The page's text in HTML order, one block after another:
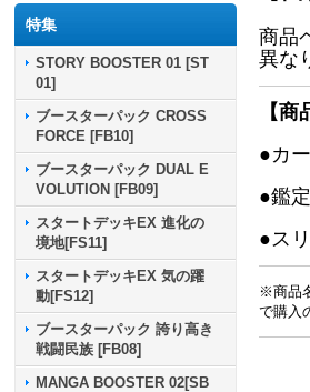
特集
STORY BOOSTER 01 [ST
01]
ブースターパック CROSS
FORCE [FB10]
ブースターパック DUAL E
VOLUTION [FB09]
スタートデッキEX 進化の
境地[FS11]
スタートデッキEX 気の躍
動[FS12]
ブースターパック 誇り高き
戦闘民族 [FB08]
MANGA BOOSTER 02[SB
商品
異な
【
●カ
●鑑
●ス
※商品
で購入